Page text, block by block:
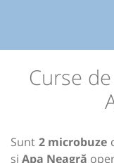
Curse
Sunt 2 microbuze
și Apa Neagră